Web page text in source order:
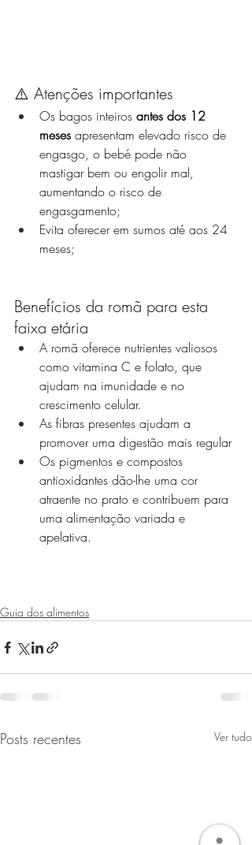
⚠️ Atenções importantes
Os bagos inteiros antes dos 12
meses apresentam elevado risco de
engasgo, o bebé pode não
mastigar bem ou engolir mal,
aumentando o risco de
engasgamento;
Evita oferecer em sumos até aos 24
meses;
Benefícios da romã para esta
faixa etária
A romã oferece nutrientes valiosos
como vitamina C e folato, que
ajudam na imunidade e no
crescimento celular.
As fibras presentes ajudam a
promover uma digestão mais regular
Os pigmentos e compostos
antioxidantes dão-lhe uma cor
atraente no prato e contribuem para
uma alimentação variada e
apelativa.
Guia dos alimentos
Posts recentes Ver tudo